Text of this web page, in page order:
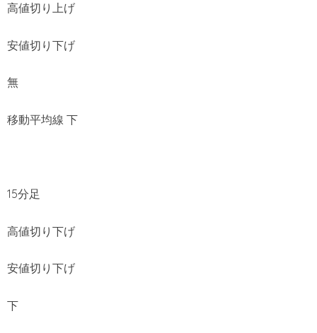
高値切り上げ
安値切り下げ
無
移動平均線 下
15分足
高値切り下げ
安値切り下げ
下